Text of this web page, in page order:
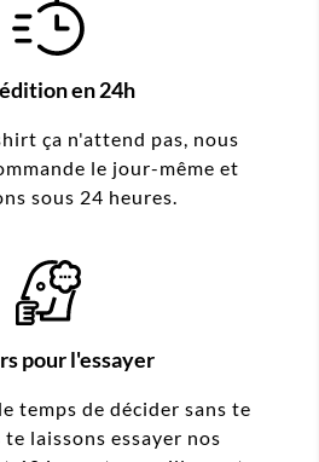
en 24h
ça n'attend pas, nous
le jour-même et
sous 24 heures.
pour l'essayer
temps de décider sans te
te laissons essayer nos